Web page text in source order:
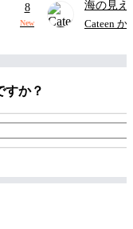
8
New
海の見
Cateen か
すか？